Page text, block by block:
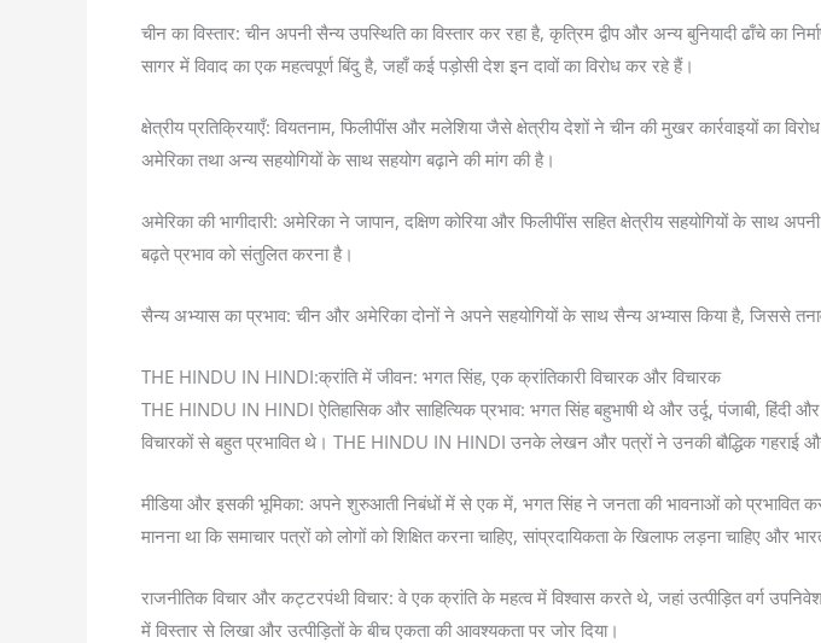
चीन का विस्तार: चीन अपनी सैन्य उपस्थिति का विस्तार कर रहा है, कृत्रिम द्वीप और अन्य बुनियादी ढाँचे
सागर में विवाद का एक महत्वपूर्ण बिंदु है, जहाँ कई पड़ोसी देश इन दावों का विरोध कर रहे हैं।
क्षेत्रीय प्रतिक्रियाएँ: वियतनाम, फिलीपींस और मलेशिया जैसे क्षेत्रीय देशों ने चीन की मुखर कार्रवाइयों का
अमेरिका तथा अन्य सहयोगियों के साथ सहयोग बढ़ाने की मांग की है।
अमेरिका की भागीदारी: अमेरिका ने जापान, दक्षिण कोरिया और फिलीपींस सहित क्षेत्रीय सहयोगियों के
बढ़ते प्रभाव को संतुलित करना है।
सैन्य अभ्यास का प्रभाव: चीन और अमेरिका दोनों ने अपने सहयोगियों के साथ सैन्य अभ्यास किया है, जिससे
THE HINDU IN HINDI:क्रांति में जीवन: भगत सिंह, एक क्रांतिकारी विचारक और विचारक
THE HINDU IN HINDI ऐतिहासिक और साहित्यिक प्रभाव: भगत सिंह बहुभाषी थे और उर्दू, पंजाबी,
विचारकों से बहुत प्रभावित थे। THE HINDU IN HINDI उनके लेखन और पत्रों ने उनकी बौद्धिक गहराई और
मीडिया और इसकी भूमिका: अपने शुरुआती निबंधों में से एक में, भगत सिंह ने जनता की भावनाओं को
मानना ​​था कि समाचार पत्रों को लोगों को शिक्षित करना चाहिए, सांप्रदायिकता के खिलाफ लड़ना चाहिए और
राजनीतिक विचार और कट्टरपंथी विचार: वे एक क्रांति के महत्व में विश्वास करते थे, जहां उत्पीड़ित वर्ग
में विस्तार से लिखा और उत्पीड़ितों के बीच एकता की आवश्यकता पर जोर दिया।